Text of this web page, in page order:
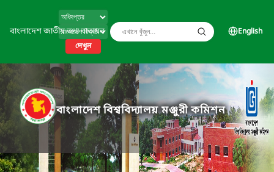
বাংলাদেশ জাতীয় তথ্য বাতায়ন
দেখুন
English
বাংলাদেশ বিশ্ববিদ্যালয় মঞ্জুরী কমিশন